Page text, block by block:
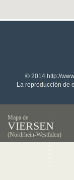
© 2014 http://
La reproducción de
Mapa de
VIERSEN
(Nordrhein-Westfalen)